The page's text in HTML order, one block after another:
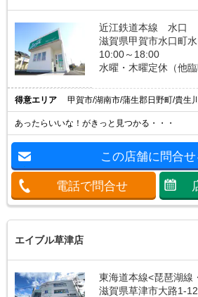
近江鉄道本線 水口
滋賀県甲賀市水口町
10:00～18:00
水曜・木曜定休（他臨
得意エリア 甲賀市/湖南市/蒲生郡日野町/貴生
あったらいいな！がきっと見つかる・・・
この店舗に問合せ
電話で問合せ
エイブル草津店
東海道本線<琵琶湖
滋賀県草津市大路1-